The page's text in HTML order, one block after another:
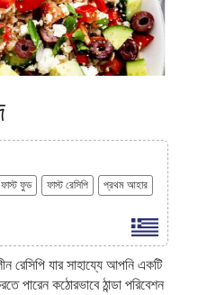
ফাস্ট ফুড ফাস্ট রেসিপি
প্রথম আহার
রেসিপি যার সাহায্যে আপনি একটি
পারেন কঠোরভাবে ঠান্ডা পরিবেশন